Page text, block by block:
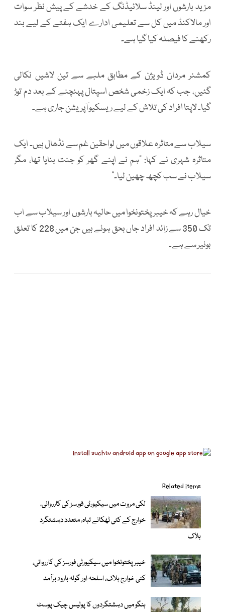
مزید بارشوں اور لینڈ سلائیڈنگ کے خدشے کے پیش نظر سوات
اور مالاکنڈ میں کل سے تعلیمی ادارے ایک ہفتے کے لیے بند
رکھنے کا فیصلہ کیا گیا ہے۔
کمشنر مردان ڈویژن کے مطابق ملبے سے تین لاشیں نکالی
گئیں، جب کہ ایک زخمی شخص اسپتال پہنچنے کے بعد دم توڑ
گیا۔ لاپتا افراد کی تلاش کے لیے ریسکیو آپریشن جاری ہے۔
سیلاب سے متاثرہ علاقوں میں لواحقین غم سے نڈھال ہیں۔ ایک
متاثرہ شہری نے کہا: "ہم نے اپنے گھر کو جنت بنایا تھا، مگر
سیلاب نے سب کچھ چھین لیا۔"
خیال رہے کہ خیبر پختونخوا میں حالیہ بارشوں اور سیلاب سے اب
تک 350 سے زائد افراد جاں بحق ہوئے ہیں جن میں 228 کا تعلق
بونیر سے ہے۔
Related items
لکی مروت میں سیکیورٹی فورسز کی کارروائی،
خوارج کے کئی ٹھکانے تباہ، متعدد دہشتگرد
ہلاک
خیبر پختونخوا میں سیکیورٹی فورسز کی کارروائی،
کئی خوارج ہلاک، اسلحہ اور گولہ بارود برآمد
ہنگو میں دہشتگردوں کا پولیس چیک پوسٹ